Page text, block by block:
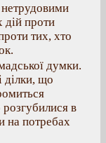
нетрудовими
дій проти
тих, хто
думки.
що
в
на потребах